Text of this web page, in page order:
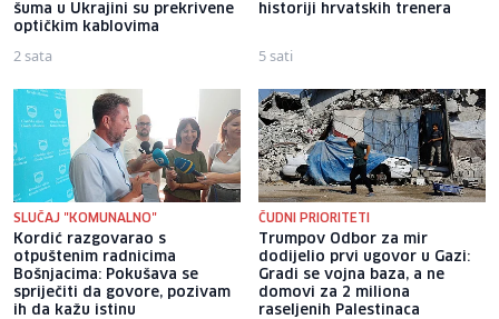
šuma u Ukrajini su prekrivene
optičkim kablovima
2 sata
historiji hrvatskih trenera
5 sati
SLUČAJ "KOMUNALNO"
Kordić razgovarao s
otpuštenim radnicima
Bošnjacima: Pokušava se
spriječiti da govore, pozivam
ih da kažu istinu
ČUDNI PRIORITETI
Trumpov Odbor za mir
dodijelio prvi ugovor u Gazi:
Gradi se vojna baza, a ne
domovi za 2 miliona
raseljenih Palestinaca